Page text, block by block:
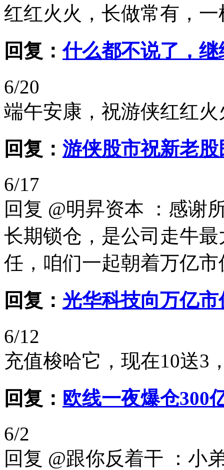
红红火火，长做常有，一
回复：什么都不说了，继
6/20
端午安康，祝游侠红红火
回复： 游侠股市祝新老
6/17
回复 @明昇资本 ：感谢
长期锁仓，是公司走牛
任，咱们一起朝着万亿
回复： 光华科技向万亿市
6/12
充值梭哈它，现在10送3
回复： 欧线一夜爆仓300
6/2
回复 @跟你反着干 ：小